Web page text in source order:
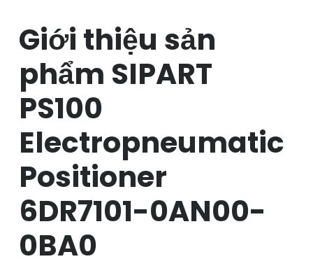
Giới thiệu sản
phẩm SIPART
PS100
Electropneumatic
Positioner
6DR7101-0AN00-
0BA0